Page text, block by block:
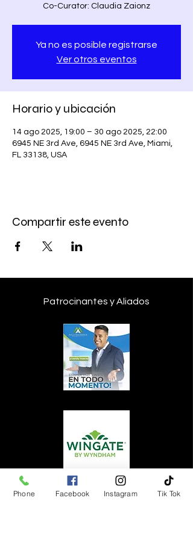
Co-Curator: Claudia Zaionz
Ya no es posible registrarse
Ver otros eventos
Horario y ubicación
14 ago 2025, 19:00 – 30 ago 2025, 22:00
6945 NE 3rd Ave, 6945 NE 3rd Ave, Miami,
FL 33138, USA
Compartir este evento
Patrocinantes y Aliados
Phone Facebook Instagram Tik Tok